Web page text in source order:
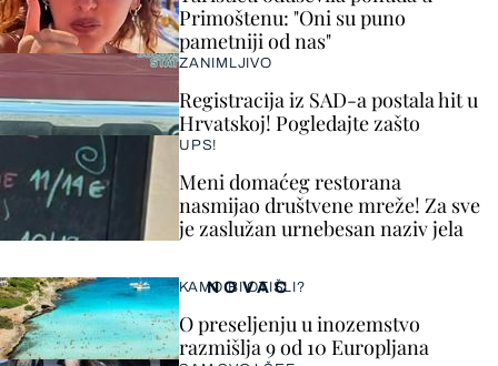
Primoštenu: "Oni su puno
pametniji od nas"
ZANIMLJIVO
Registracija iz SAD-a postala hit u
Hrvatskoj! Pogledajte zašto
UPS!
Meni domaćeg restorana
nasmijao društvene mreže! Za sve
je zaslužan urnebesan naziv jela
NOVAC
KAMO BI OTIŠLI?
O preseljenju u inozemstvo
razmišlja 9 od 10 Europljana